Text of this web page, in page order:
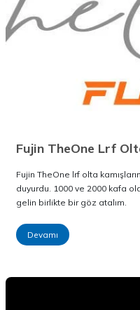
Fujin TheOne lrf olta
duyurdu. 1000 ve 2000 kafa
gelin birlikte bir göz atalım.
Devamı